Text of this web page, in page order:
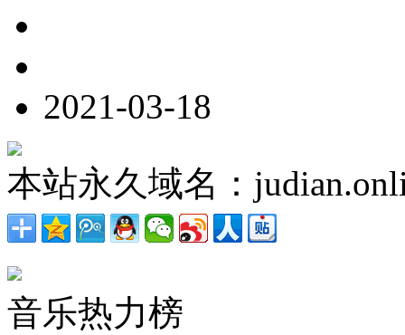
2021-03-18
本站永久域名：
音乐热力榜